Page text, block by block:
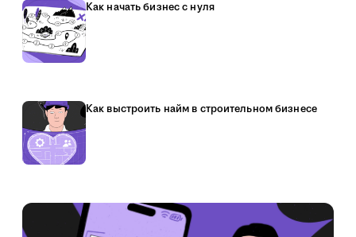
Как начать бизнес с нуля
Как выстроить найм в строительном бизнесе